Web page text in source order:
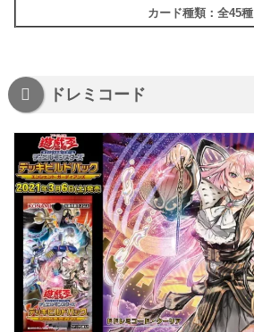
カード種類：全45種
ドレミコード